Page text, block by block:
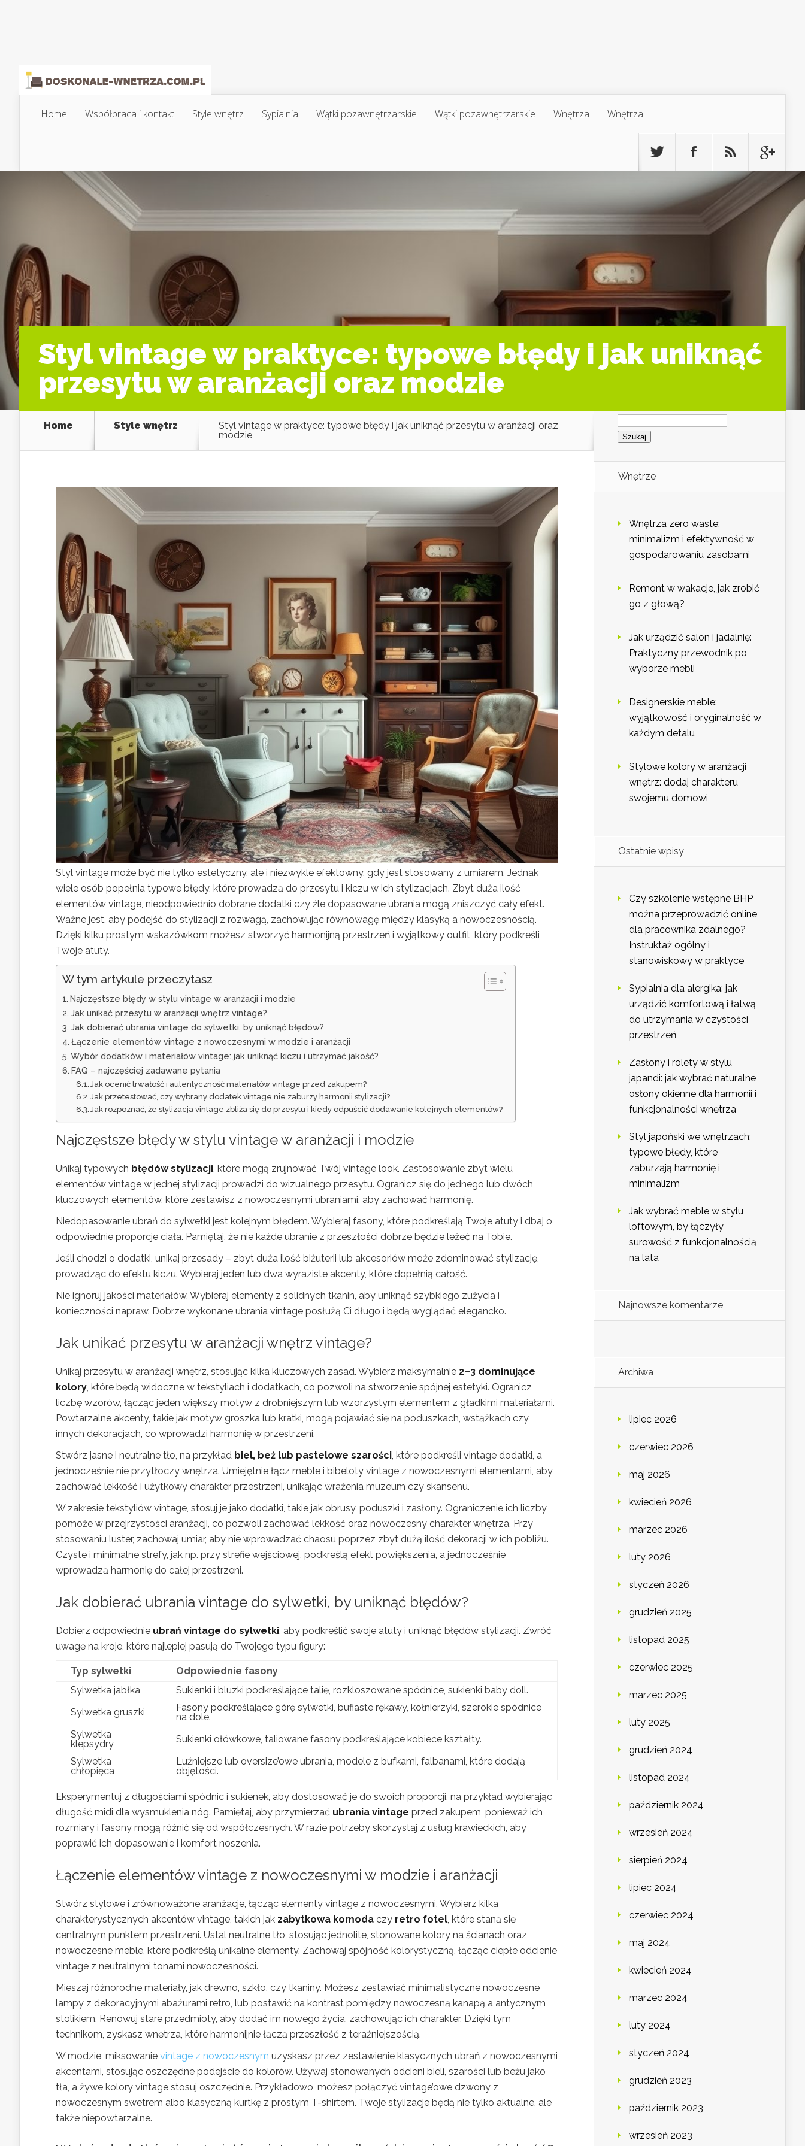
Home Współpraca i kontakt Style wnętrz Sypialnia Wątki pozawnętrzarskie Wątki pozawnętrzarskie Wnętrza Wnętrza
Styl vintage w praktyce: typowe błędy i jak uniknąć
przesytu w aranżacji oraz modzie
Home Style wnętrz
Styl vintage w praktyce: typowe błędy i jak uniknąć przesytu w aranżacji oraz
modzie
Styl vintage może być nie tylko estetyczny, ale i niezwykle efektowny, gdy jest stosowany z umiarem. Jednak
wiele osób popełnia typowe błędy, które prowadzą do przesytu i kiczu w ich stylizacjach. Zbyt duża ilość
elementów vintage, nieodpowiednio dobrane dodatki czy źle dopasowane ubrania mogą zniszczyć cały efekt.
Ważne jest, aby podejść do stylizacji z rozwagą, zachowując równowagę między klasyką a nowoczesnością.
Dzięki kilku prostym wskazówkom możesz stworzyć harmonijną przestrzeń i wyjątkowy outfit, który podkreśli
Twoje atuty.
W tym artykule przeczytasz
Najczęstsze błędy w stylu vintage w aranżacji i modzie
Jak unikać przesytu w aranżacji wnętrz vintage?
Jak dobierać ubrania vintage do sylwetki, by uniknąć błędów?
Łączenie elementów vintage z nowoczesnymi w modzie i aranżacji
Wybór dodatków i materiałów vintage: jak uniknąć kiczu i utrzymać jakość?
FAQ – najczęściej zadawane pytania
Jak ocenić trwałość i autentyczność materiałów vintage przed zakupem?
Jak przetestować, czy wybrany dodatek vintage nie zaburzy harmonii stylizacji?
Jak rozpoznać, że stylizacja vintage zbliża się do przesytu i kiedy odpuścić dodawanie kolejnych elementów?
Najczęstsze błędy w stylu vintagew aranżacji i modzie
Unikaj typowych błędów stylizacji , które mogą zrujnować Twój vintage look. Zastosowanie zbyt wielu
elementów vintage w jednej stylizacji prowadzi do wizualnego przesytu. Ogranicz się do jednego lub dwóch
kluczowych elementów, które zestawisz z nowoczesnymi ubraniami, aby zachować harmonię.
Niedopasowanie ubrań do sylwetki jest kolejnym błędem. Wybieraj fasony, które podkreślają Twoje atuty i dbaj o
odpowiednie proporcje ciała. Pamiętaj, że nie każde ubranie z przeszłości dobrze będzie leżeć na Tobie.
Jeśli chodzi o dodatki, unikaj przesady – zbyt duża ilość biżuterii lub akcesoriów może zdominować stylizację,
prowadząc do efektu kiczu. Wybieraj jeden lub dwa wyraziste akcenty, które dopełnią całość.
Nie ignoruj jakości materiałów. Wybieraj elementy z solidnych tkanin, aby uniknąć szybkiego zużycia i
konieczności napraw. Dobrze wykonane ubrania vintage posłużą Ci długo i będą wyglądać elegancko.
Jak unikać przesytu w aranżacji wnętrz vintage?
Unikaj przesytu w aranżacji wnętrz, stosując kilka kluczowych zasad. Wybierz maksymalnie 2–3 dominujące
kolory , które będą widoczne w tekstyliach i dodatkach, co pozwoli na stworzenie spójnej estetyki. Ogranicz
liczbę wzorów, łącząc jeden większy motyw z drobniejszym lub wzorzystym elementem z gładkimi materiałami.
Powtarzalne akcenty, takie jak motyw groszka lub kratki, mogą pojawiać się na poduszkach, wstążkach czy
innych dekoracjach, co wprowadzi harmonię w przestrzeni.
Stwórz jasne i neutralne tło, na przykład biel, beż lub pastelowe szarości , które podkreśli vintage dodatki, a
jednocześnie nie przytłoczy wnętrza. Umiejętnie łącz meble i bibeloty vintage z nowoczesnymi elementami, aby
zachować lekkość i użytkowy charakter przestrzeni, unikając wrażenia muzeum czy skansenu.
W zakresie tekstyliów vintage, stosuj je jako dodatki, takie jak obrusy, poduszki i zasłony. Ograniczenie ich liczby
pomoże w przejrzystości aranżacji, co pozwoli zachować lekkość oraz nowoczesny charakter wnętrza. Przy
stosowaniu luster, zachowaj umiar, aby nie wprowadzać chaosu poprzez zbyt dużą ilość dekoracji w ich pobliżu.
Czyste i minimalne strefy, jak np. przy strefie wejściowej, podkreślą efekt powiększenia, a jednocześnie
wprowadzą harmonię do całej przestrzeni.
Jak dobierać ubrania vintage do sylwetki, by uniknąć błędów?
Dobierz odpowiednie ubrań vintage do sylwetki , aby podkreślić swoje atuty i uniknąć błędów stylizacji. Zwróć
uwagę na kroje, które najlepiej pasują do Twojego typu figury:
Typ sylwetki
Odpowiednie fasony
Sylwetka jabłka
Sukienki i bluzki podkreślające talię, rozkloszowane spódnice, sukienki baby doll.
Sylwetka gruszki
Fasony podkreślające górę sylwetki, bufiaste rękawy, kołnierzyki, szerokie spódnice
na dole.
Sylwetka
klepsydry
Sukienki ołówkowe, taliowane fasony podkreślające kobiece kształty.
Sylwetka
chłopięca
Luźniejsze lub oversize’owe ubrania, modele z bufkami, falbanami, które dodają
objętości.
Eksperymentuj z długościami spódnic i sukienek, aby dostosować je do swoich proporcji, na przykład wybierając
długość midi dla wysmuklenia nóg. Pamiętaj, aby przymierzać ubrania vintage przed zakupem, ponieważ ich
rozmiary i fasony mogą różnić się od współczesnych. W razie potrzeby skorzystaj z usług krawieckich, aby
poprawić ich dopasowanie i komfort noszenia.
Łączenie elementów vintage z nowoczesnymi w modzie i aranżacji
Stwórz stylowe i zrównoważone aranżacje, łącząc elementy vintage z nowoczesnymi. Wybierz kilka
charakterystycznych akcentów vintage, takich jak zabytkowa komoda czy retro fotel , które staną się
centralnym punktem przestrzeni. Ustal neutralne tło, stosując jednolite, stonowane kolory na ścianach oraz
nowoczesne meble, które podkreślą unikalne elementy. Zachowaj spójność kolorystyczną, łącząc ciepłe odcienie
vintage z neutralnymi tonami nowoczesności.
Mieszaj różnorodne materiały, jak drewno, szkło, czy tkaniny. Możesz zestawiać minimalistyczne nowoczesne
lampy z dekoracyjnymi abażurami retro, lub postawić na kontrast pomiędzy nowoczesną kanapą a antycznym
stolikiem. Renowuj stare przedmioty, aby dodać im nowego życia, zachowując ich charakter. Dzięki tym
technikom, zyskasz wnętrza, które harmonijnie łączą przeszłość z teraźniejszością.
W modzie, miksowanie vintage z nowoczesnym uzyskasz przez zestawienie klasycznych ubrań z nowoczesnymi
akcentami, stosując oszczędne podejście do kolorów. Używaj stonowanych odcieni bieli, szarości lub beżu jako
tła, a żywe kolory vintage stosuj oszczędnie. Przykładowo, możesz połączyć vintage’owe dzwony z
nowoczesnym swetrem albo klasyczną kurtkę z prostym T-shirtem. Twoje stylizacje będą nie tylko aktualne, ale
także niepowtarzalne.
Szukaj:
Wnętrze
Wnętrza zero waste:
minimalizm i efektywność w
gospodarowaniu zasobami
Remont w wakacje, jak zrobić
go z głową?
Jak urządzić salon i jadalnię:
Praktyczny przewodnik po
wyborze mebli
Designerskie meble:
wyjątkowość i oryginalność w
każdym detalu
Stylowe kolory w aranżacji
wnętrz: dodaj charakteru
swojemu domowi
Ostatnie wpisy
Czy szkolenie wstępne BHP
można przeprowadzić online
dla pracownika zdalnego?
Instruktaż ogólny i
stanowiskowy w praktyce
Sypialnia dla alergika: jak
urządzić komfortową i łatwą
do utrzymania w czystości
przestrzeń
Zasłony i rolety w stylu
japandi: jak wybrać naturalne
osłony okienne dla harmonii i
funkcjonalności wnętrza
Styl japoński we wnętrzach:
typowe błędy, które
zaburzają harmonię i
minimalizm
Jak wybrać meble w stylu
loftowym, by łączyły
surowość z funkcjonalnością
na lata
Najnowsze komentarze
Archiwa
lipiec 2026
czerwiec 2026
maj 2026
kwiecień 2026
marzec 2026
luty 2026
styczeń 2026
grudzień 2025
listopad 2025
czerwiec 2025
marzec 2025
luty 2025
grudzień 2024
listopad 2024
październik 2024
wrzesień 2024
sierpień 2024
lipiec 2024
czerwiec 2024
maj 2024
kwiecień 2024
marzec 2024
luty 2024
styczeń 2024
grudzień 2023
październik 2023
wrzesień 2023